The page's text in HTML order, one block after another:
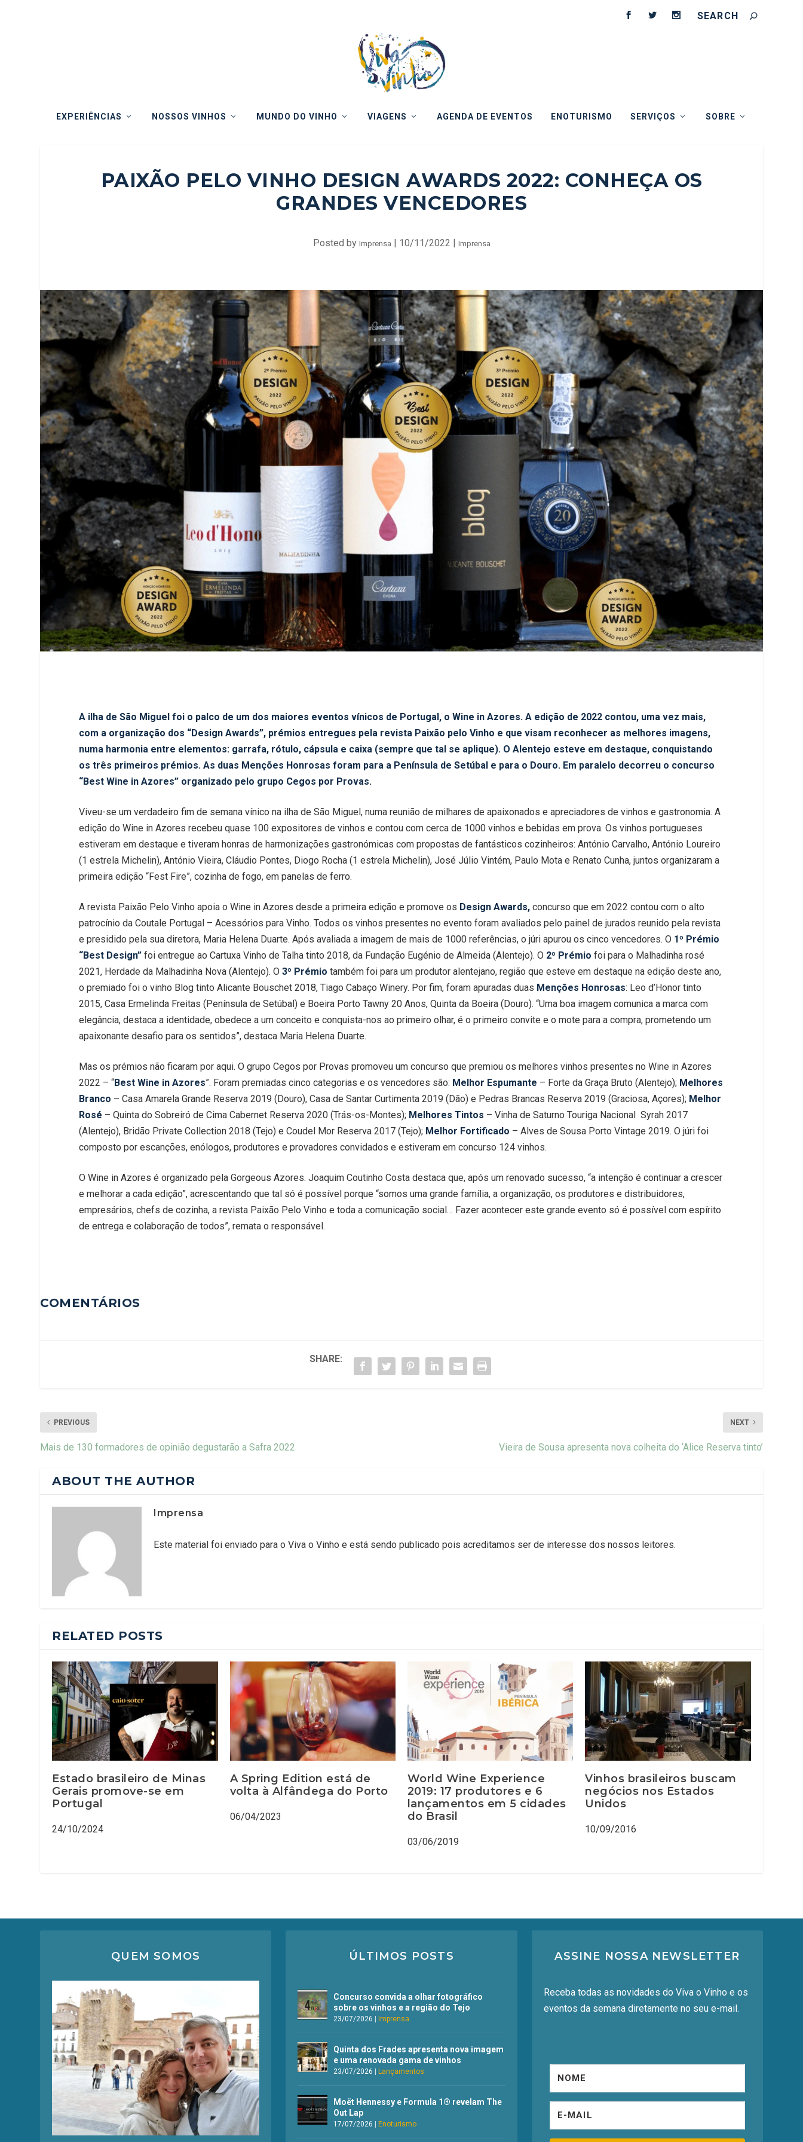
EXPERIÊNCIAS NOSSOS VINHOS MUNDO DO VINHO VIAGENS AGENDA DE EVENTOS ENOTURISMO SERVIÇOS SOBRE
PAIXÃO PELO VINHO DESIGN AWARDS 2022: CONHEÇA OS
GRANDES VENCEDORES
Posted by Imprensa | 10/11/2022 | Imprensa
A ilha de São Miguel foi o palco de um dos maiores eventos vínicos de Portugal, o Wine in Azores. A edição de 2022 contou, uma vez mais,
com a organização dos “Design Awards”, prémios entregues pela revista Paixão pelo Vinho e que visam reconhecer as melhores imagens,
numa harmonia entre elementos: garrafa, rótulo, cápsula e caixa (sempre que tal se aplique). O Alentejo esteve em destaque, conquistando
os três primeiros prémios. As duas Menções Honrosas foram para a Península de Setúbal e para o Douro. Em paralelo decorreu o concurso
“Best Wine in Azores” organizado pelo grupo Cegos por Provas.
Viveu-se um verdadeiro fim de semana vínico na ilha de São Miguel, numa reunião de milhares de apaixonados e apreciadores de vinhos e gastronomia. A
edição do Wine in Azores recebeu quase 100 expositores de vinhos e contou com cerca de 1000 vinhos e bebidas em prova. Os vinhos portugueses
estiveram em destaque e tiveram honras de harmonizações gastronómicas com propostas de fantásticos cozinheiros: António Carvalho, António Loureiro
(1 estrela Michelin), António Vieira, Cláudio Pontes, Diogo Rocha (1 estrela Michelin), José Júlio Vintém, Paulo Mota e Renato Cunha, juntos organizaram a
primeira edição “Fest Fire”, cozinha de fogo, em panelas de ferro.
A revista Paixão Pelo Vinho apoia o Wine in Azores desde a primeira edição e promove os Design Awards, concurso que em 2022 contou com o alto
patrocínio da Coutale Portugal – Acessórios para Vinho. Todos os vinhos presentes no evento foram avaliados pelo painel de jurados reunido pela revista
e presidido pela sua diretora, Maria Helena Duarte. Após avaliada a imagem de mais de 1000 referências, o júri apurou os cinco vencedores. O 1º Prémio
“Best Design” foi entregue ao Cartuxa Vinho de Talha tinto 2018, da Fundação Eugénio de Almeida (Alentejo). O 2º Prémio foi para o Malhadinha rosé
2021, Herdade da Malhadinha Nova (Alentejo). O 3º Prémio também foi para um produtor alentejano, região que esteve em destaque na edição deste ano,
o premiado foi o vinho Blog tinto Alicante Bouschet 2018, Tiago Cabaço Winery. Por fim, foram apuradas duas Menções Honrosas: Leo d’Honor tinto
2015, Casa Ermelinda Freitas (Península de Setúbal) e Boeira Porto Tawny 20 Anos, Quinta da Boeira (Douro). “Uma boa imagem comunica a marca com
elegância, destaca a identidade, obedece a um conceito e conquista-nos ao primeiro olhar, é o primeiro convite e o mote para a compra, prometendo um
apaixonante desafio para os sentidos”, destaca Maria Helena Duarte.
Mas os prémios não ficaram por aqui. O grupo Cegos por Provas promoveu um concurso que premiou os melhores vinhos presentes no Wine in Azores
2022 – “Best Wine in Azores”. Foram premiadas cinco categorias e os vencedores são: Melhor Espumante – Forte da Graça Bruto (Alentejo); Melhores
Branco – Casa Amarela Grande Reserva 2019 (Douro), Casa de Santar Curtimenta 2019 (Dão) e Pedras Brancas Reserva 2019 (Graciosa, Açores); Melhor
Rosé – Quinta do Sobreiró de Cima Cabernet Reserva 2020 (Trás-os-Montes); Melhores Tintos – Vinha de Saturno Touriga Nacional Syrah 2017
(Alentejo), Bridão Private Collection 2018 (Tejo) e Coudel Mor Reserva 2017 (Tejo); Melhor Fortificado – Alves de Sousa Porto Vintage 2019. O júri foi
composto por escanções, enólogos, produtores e provadores convidados e estiveram em concurso 124 vinhos.
O Wine in Azores é organizado pela Gorgeous Azores. Joaquim Coutinho Costa destaca que, após um renovado sucesso, “a intenção é continuar a crescer
e melhorar a cada edição”, acrescentando que tal só é possível porque “somos uma grande família, a organização, os produtores e distribuidores,
empresários, chefs de cozinha, a revista Paixão Pelo Vinho e toda a comunicação social… Fazer acontecer este grande evento só é possível com espírito
de entrega e colaboração de todos”, remata o responsável.
COMENTÁRIOS
SHARE:
PREVIOUS
Mais de 130 formadores de opinião degustarão a Safra 2022
NEXT
Vieira de Sousa apresenta nova colheita do ‘Alice Reserva tinto’
ABOUT THE AUTHOR
Imprensa
Este material foi enviado para o Viva o Vinho e está sendo publicado pois acreditamos ser de interesse dos nossos leitores.
RELATED POSTS
Estado brasileiro de Minas
Gerais promove-se em
Portugal
24/10/2024
A Spring Edition está de
volta à Alfândega do Porto
06/04/2023
World Wine Experience
2019: 17 produtores e 6
lançamentos em 5 cidades
do Brasil
03/06/2019
Vinhos brasileiros buscam
negócios nos Estados
Unidos
10/09/2016
QUEM SOMOS ÚLTIMOS POSTS
Concurso convida a olhar fotográfico
sobre os vinhos e a região do Tejo
23/07/2026 Imprensa
Quinta dos Frades apresenta nova imagem
e uma renovada gama de vinhos
23/07/2026 Lançamentos
Moët Hennessy e Formula 1® revelam The
Out Lap
17/07/2026 Enoturismo
ASSINE NOSSA NEWSLETTER
Receba todas as novidades do Viva o Vinho e os
eventos da semana diretamente no seu e-mail.